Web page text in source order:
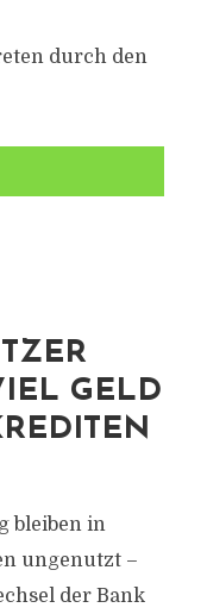
durch den
GELD
bleiben in
ungenutzt –
der Bank